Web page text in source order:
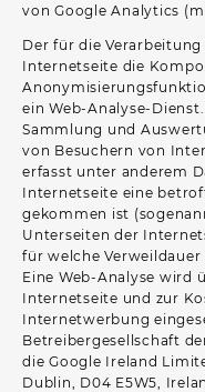
von Google Analytics
Der für die
Internetseite die
ein Web-Analyse-
Sammlung und
von Besuchern von
erfasst unter anderem
Internetseite eine
gekommen ist
Unterseiten der
für welche
Eine Web-Analyse wird
Internetseite und zur
Internetwerbung
Betreibergesellschaft
die Google Ireland
Dublin, D04 E5W5,